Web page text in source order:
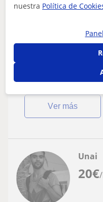
personalizadas a
Ex cocinero con 12 años
gastronomía.Doy clases
ver más
20€
Unai
nuestra Política de